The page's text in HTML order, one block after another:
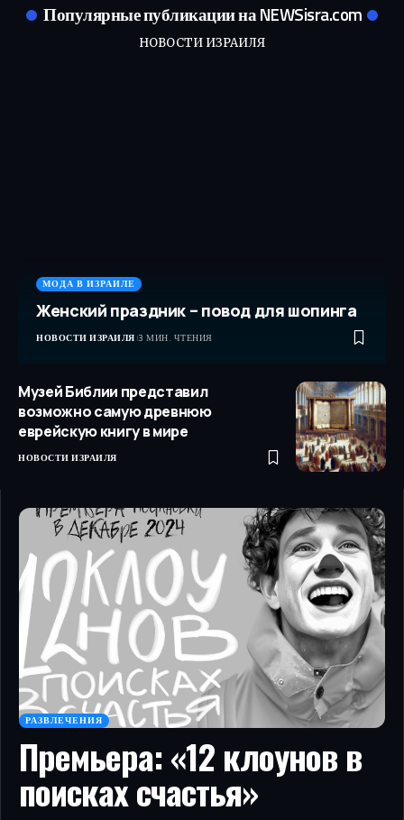
Популярные публикации на NEWSisra.com
НОВОСТИ ИЗРАИЛЯ
МОДА В ИЗРАИЛЕ
Женский праздник – повод для шопинга
НОВОСТИ ИЗРАИЛЯ 3 МИН. ЧТЕНИЯ
Музей Библии представил
возможно самую древнюю
еврейскую книгу в мире
НОВОСТИ ИЗРАИЛЯ
РАЗВЛЕЧЕНИЯ
Премьера: «12 клоунов в
поисках счастья»